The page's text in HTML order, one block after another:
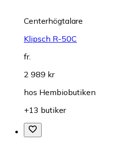
Centerhögtalare
Klipsch R-50C
fr.
2 989 kr
hos Hembiobutiken
+13 butiker